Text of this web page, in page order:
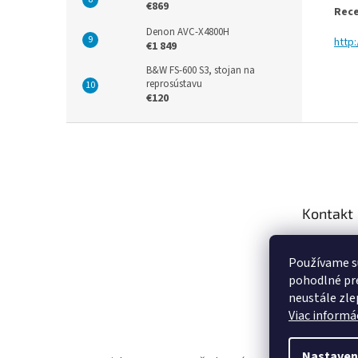
Používame
pohodlné
neustále
Viac
€869
Denon AVC-X4800H
€1 849
B&W FS-600 S3, stojan na
reprosústavu
€120
Kontakt
+421
za.sk